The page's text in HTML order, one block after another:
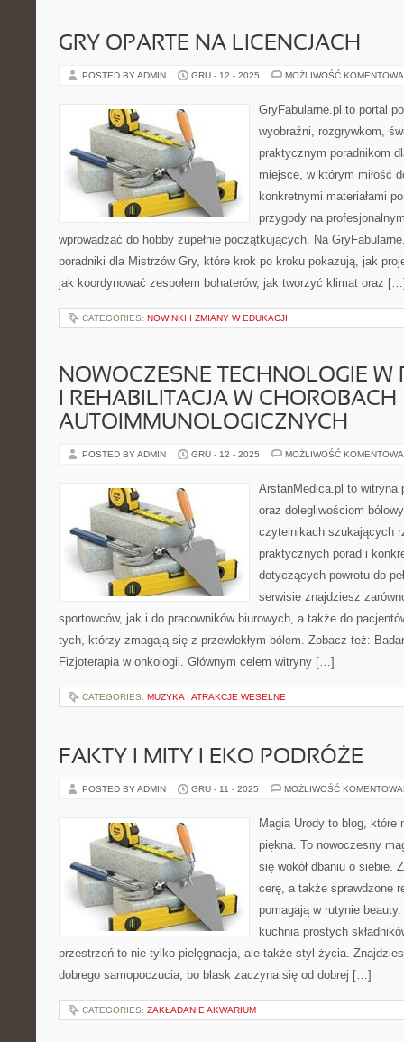
GRY OPARTE NA LICENCJACH
POSTED BY ADMIN GRU - 12 - 2025 MOŻLIWOŚĆ
GryFabularne.pl to portal
wyobraźni, rozgrywkom,
praktycznym poradnikom
miejsce, w którym miłość
konkretnymi materiałami
przygody na
wprowadzać do hobby zupełnie początkujących. Na
poradniki dla Mistrzów Gry, które krok po kroku pokazują, jak
jak koordynować zespołem bohaterów, jak tworzyć klimat oraz
CATEGORIES: NOWINKI I ZMIANY W EDUKACJI
NOWOCZESNE TECHNOLOGIE W
I REHABILITACJA W CHOROBACH
AUTOIMMUNOLOGICZNYCH
POSTED BY ADMIN GRU - 12 - 2025 MOŻLIWOŚĆ
ArstanMedica.pl to witryna
oraz dolegliwościom
czytelnikach szukających
praktycznych porad i
dotyczących powrotu do
serwisie znajdziesz
sportowców, jak i do pracowników biurowych, a także do
tych, którzy zmagają się z przewlekłym bólem. Zobacz też:
Fizjoterapia w onkologii. Głównym celem witryny […]
CATEGORIES: MUZYKA I ATRAKCJE WESELNE
FAKTY I MITY I EKO PODRÓŻE
POSTED BY ADMIN GRU - 11 - 2025 MOŻLIWOŚĆ
Magia Urody to blog, które
piękna. To nowoczesny
się wokół dbaniu o siebie.
cerę, a także sprawdzone
pomagają w rutynie
kuchnia prostych
przestrzeń to nie tylko pielęgnacja, ale także styl życia.
dobrego samopoczucia, bo blask zaczyna się od dobrej […]
CATEGORIES: ZAKŁADANIE AKWARIUM